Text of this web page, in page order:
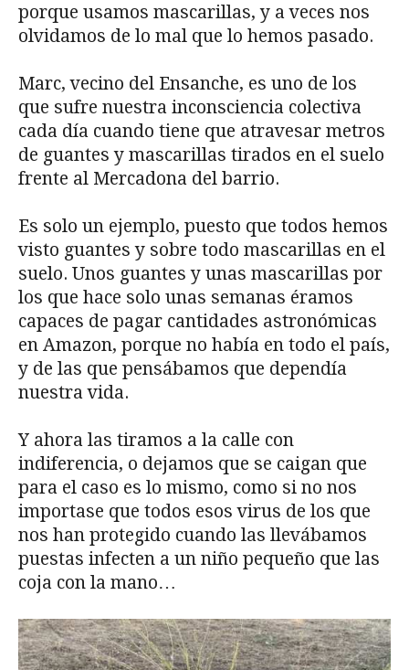
porque usamos mascarillas, y a veces nos
olvidamos de lo mal que lo hemos pasado.
Marc, vecino del Ensanche, es uno de los
que sufre nuestra inconsciencia colectiva
cada día cuando tiene que atravesar metros
de guantes y mascarillas tirados en el suelo
frente al Mercadona del barrio.
Es solo un ejemplo, puesto que todos hemos
visto guantes y sobre todo mascarillas en el
suelo. Unos guantes y unas mascarillas por
los que hace solo unas semanas éramos
capaces de pagar cantidades astronómicas
en Amazon, porque no había en todo el país,
y de las que pensábamos que dependía
nuestra vida.
Y ahora las tiramos a la calle con
indiferencia, o dejamos que se caigan que
para el caso es lo mismo, como si no nos
importase que todos esos virus de los que
nos han protegido cuando las llevábamos
puestas infecten a un niño pequeño que las
coja con la mano…